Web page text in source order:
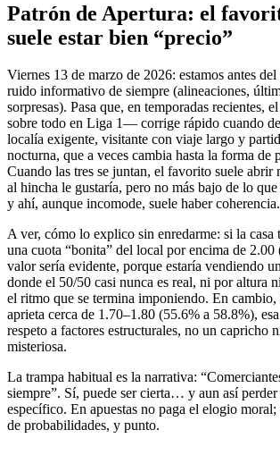
Patrón de Apertura: el
suele estar bien “precio”
Viernes 13 de marzo de 2026: estamos antes
ruido informativo de siempre (alineaciones,
sorpresas). Pasa que, en temporadas recientes,
sobre todo en Liga 1— corrige rápido cuando
localía exigente, visitante con viaje largo y
nocturna, que a veces cambia hasta la forma de
Cuando las tres se juntan, el favorito suele abrir
al hincha le gustaría, pero no más bajo de lo
y ahí, aunque incomode, suele haber coherencia.
A ver, cómo lo explico sin enredarme: si la casa
una cuota “bonita” del local por encima de
valor sería evidente, porque estaría vendiendo
donde el 50/50 casi nunca es real, ni por altura
el ritmo que se termina imponiendo. En
aprieta cerca de 1.70–1.80 (55.6% a 58.8%),
respeto a factores estructurales, no un capricho
misteriosa.
La trampa habitual es la narrativa:
siempre”. Sí, puede ser cierta… y aun así perder
específico. En apuestas no paga el elogio
de probabilidades, y punto.